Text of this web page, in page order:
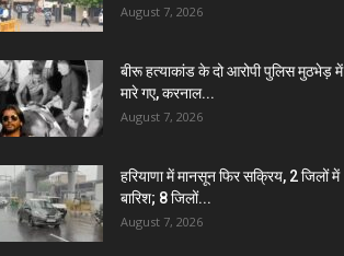
August 7, 2026
बीरू हत्याकांड के दो आरोपी पुलिस मुठभेड़ में
मारे गए, करनाल...
August 7, 2026
हरियाणा में मानसून फिर सक्रिय, 2 जिलों में
बारिश; 8 जिलों...
August 7, 2026